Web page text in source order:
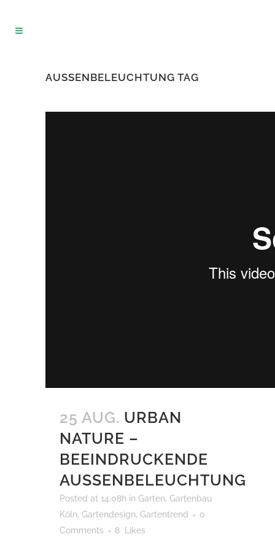
AUSSENBELEUCHTUNG TAG
25 AUG. URBAN
NATURE –
BEEINDRUCKENDE
AUSSENBELEUCHTUNG
Posted at 14:08h in Garten, Gartenbau
Köln, Gartendesign, Gartentrend
0
Comments
8 Likes